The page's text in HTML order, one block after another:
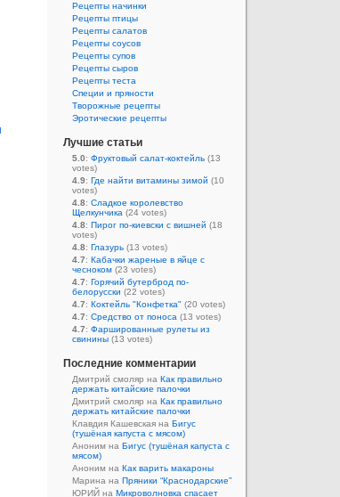
Рецепты начинки
Рецепты птицы
Рецепты салатов
Рецепты соусов
Рецепты супов
Рецепты сыров
Рецепты теста
Специи и пряности
Творожные рецепты
Эротические рецепты
Лучшие статьи
5.0: Фруктовый салат-коктейль (13
votes)
4.9: Где найти витамины зимой (10
votes)
4.8: Сладкое королевство
Щелкунчика (24 votes)
4.8: Пирог по-киевски с вишней (18
votes)
4.8: Глазурь (13 votes)
4.7: Кабачки жареные в яйце с
чесноком (23 votes)
4.7: Горячий бутерброд по-
белорусски (22 votes)
4.7: Коктейль "Конфетка" (20 votes)
4.7: Средство от поноса (13 votes)
4.7: Фаршированные рулеты из
свинины (13 votes)
Последние комментарии
Дмитрий смоляр на Как правильно
держать китайские палочки
Дмитрий смоляр на Как правильно
держать китайские палочки
Клавдия Кашевская на Бигус
(тушёная капуста с мясом)
Аноним на Бигус (тушёная капуста с
мясом)
Аноним на Как варить макароны
Марина на Пряники “Краснодарские”
ЮРИЙ на Микроволновка спасает